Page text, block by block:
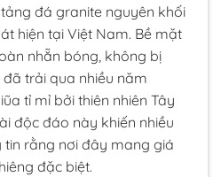
đá granite nguyên khối
hiện tại Việt Nam. Bề mặt
nhẵn bóng, không bị
trải qua nhiều năm
tỉ mỉ bởi thiên nhiên Tây
độc đáo này khiến nhiều
rằng nơi đây mang giá
đặc biệt.